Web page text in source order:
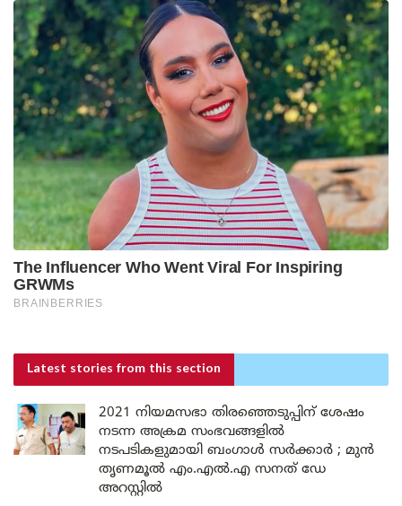
Latest stories from this section
2021 നിയമസഭാ തിരഞ്ഞെടുപ്പിന് ശേഷം
നടന്ന അക്രമ സംഭവങ്ങളിൽ
നടപടികളുമായി ബംഗാൾ സർക്കാർ ; മുൻ
തൃണമൂൽ എം.എൽ.എ സനത് ഡേ
അറസ്റ്റിൽ